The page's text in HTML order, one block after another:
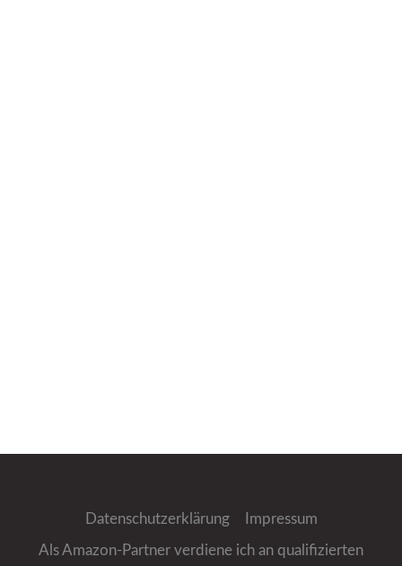
Datenschutzerklärung Impressum
Als Amazon-Partner verdiene ich an qualifizierten